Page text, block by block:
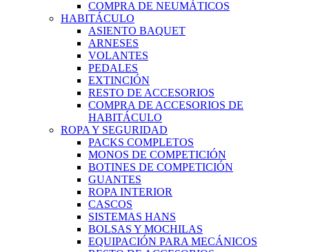
COMPRA DE NEUMÁTICOS
HABITÁCULO
ASIENTO BAQUET
ARNESES
VOLANTES
PEDALES
EXTINCIÓN
RESTO DE ACCESORIOS
COMPRA DE ACCESORIOS DE
HABITÁCULO
ROPA Y SEGURIDAD
PACKS COMPLETOS
MONOS DE COMPETICIÓN
BOTINES DE COMPETICIÓN
GUANTES
ROPA INTERIOR
CASCOS
SISTEMAS HANS
BOLSAS Y MOCHILAS
EQUIPACIÓN PARA MECÁNICOS